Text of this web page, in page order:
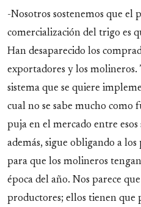
-Nosotros sostenemos que el
comercialización del trigo es
Han desaparecido los
exportadores y los molineros.
sistema que se quiere
cual no se sabe mucho como
puja en el mercado entre esos
además, sigue obligando a
para que los molineros
época del año. Nos parece
productores; ellos tienen que